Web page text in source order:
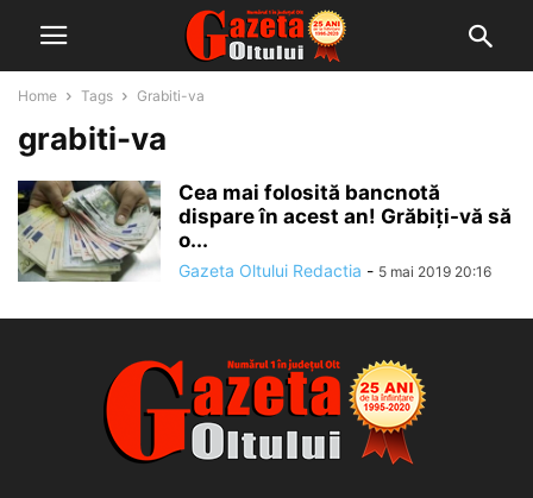
Home Tags Grabiti-va
grabiti-va
Cea mai folosită bancnotă
dispare în acest an! Grăbiți-vă să
o...
Gazeta Oltului Redactia - 5 mai 2019 20:16